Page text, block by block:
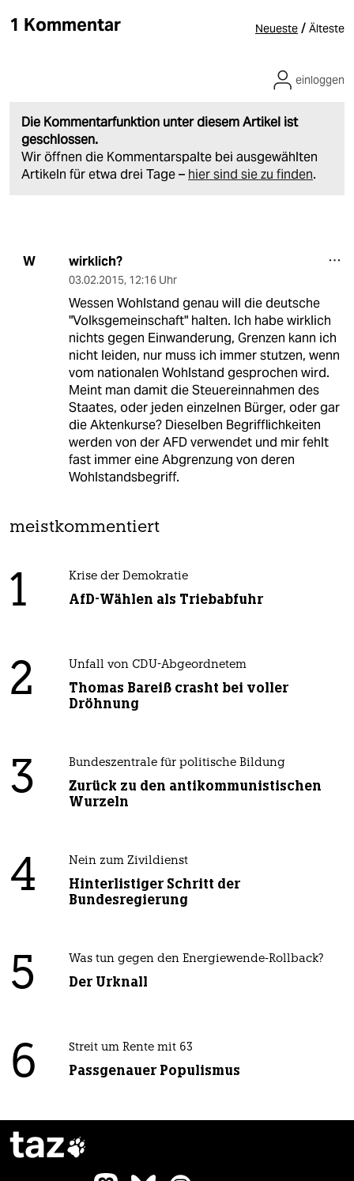
1 Kommentar Neueste / Älteste
Die Kommentarfunktion unter diesem Artikel ist
geschlossen.
Wir öffnen die Kommentarspalte bei ausgewählten
Artikeln für etwa drei Tage – hier sind sie zu finden.
einloggen
W wirklich?
03.02.2015, 12:16 Uhr
Wessen Wohlstand genau will die deutsche
"Volksgemeinschaft" halten. Ich habe wirklich
nichts gegen Einwanderung, Grenzen kann ich
nicht leiden, nur muss ich immer stutzen, wenn
vom nationalen Wohlstand gesprochen wird.
Meint man damit die Steuereinnahmen des
Staates, oder jeden einzelnen Bürger, oder gar
die Aktenkurse? Dieselben Begrifflichkeiten
werden von der AFD verwendet und mir fehlt
fast immer eine Abgrenzung von deren
Wohlstandsbegriff.
meistkommentiert
1 Krise der Demokratie
AfD-Wählen als Triebabfuhr
2 Unfall von CDU-Abgeordnetem
Thomas Bareiß crasht bei voller
Dröhnung
3 Bundeszentrale für politische Bildung
Zurück zu den antikommunistischen
Wurzeln
4 Nein zum Zivildienst
Hinterlistiger Schritt der
Bundesregierung
5 Was tun gegen den Energiewende-Rollback?
Der Urknall
6 Streit um Rente mit 63
Passgenauer Populismus
taz